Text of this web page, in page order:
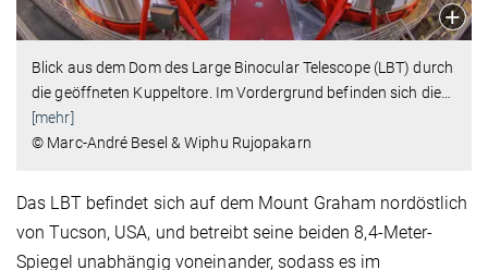
Blick aus dem Dom des Large Binocular Telescope (LBT) durch
die geöffneten Kuppeltore. Im Vordergrund befinden sich die…
[mehr]
© Marc-André Besel & Wiphu Rujopakarn
Das LBT befindet sich auf dem Mount Graham nordöstlich
von Tucson, USA, und betreibt seine beiden 8,4-Meter-
Spiegel unabhängig voneinander, sodass es im